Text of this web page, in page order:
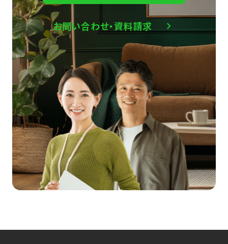
お問い合わせ・資料請求